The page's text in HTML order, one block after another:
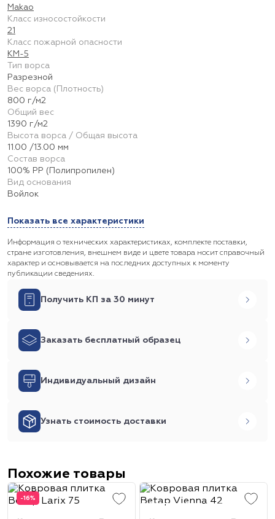
Makao
Класс износостойкости
21
Класс пожарной опасности
КМ-5
Тип ворса
Разрезной
Вес ворса (Плотность)
800 г/м2
Общий вес
1390 г/м2
Высота ворса / Общая высота
11.00 /13.00 мм
Состав ворса
100% PP (Полипропилен)
Вид основания
Войлок
Показать все характеристики
Информация о технических характеристиках, комплекте поставки,
стране изготовления, внешнем виде и цвете товара носит справочный
характер и основывается на последних доступных к моменту
публикации сведениях.
Получить КП за 30 минут
Заказать бесплатный образец
Индивидуальный дизайн
Узнать стоимость доставки
Похожие товары
-16%